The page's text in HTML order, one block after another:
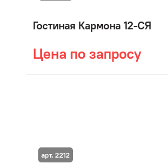
Гостиная Кармона 12-СЯ
Цена по запросу
арт. 2212